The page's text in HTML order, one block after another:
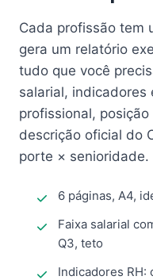
Cada profissão tem
gera um relatório
tudo que você
salarial, indicadores
profissional,
descrição oficial do
porte × senioridade.
6 páginas, A4,
Faixa salarial
Q3, teto
Indicadores RH: